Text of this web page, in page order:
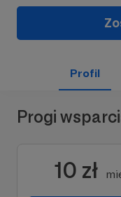
Profil
Progi
10 zł